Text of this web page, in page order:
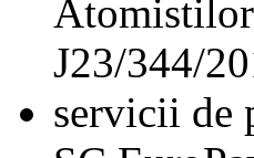
J23/344/
servicii de